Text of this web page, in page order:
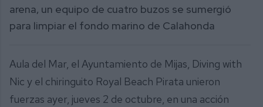
arena, un equipo de cuatro buzos se sumergió
para limpiar el fondo marino de Calahonda
Aula del Mar, el Ayuntamiento de Mijas, Diving with
Nic y el chiringuito Royal Beach Pirata unieron
fuerzas ayer, jueves 2 de octubre, en una acción